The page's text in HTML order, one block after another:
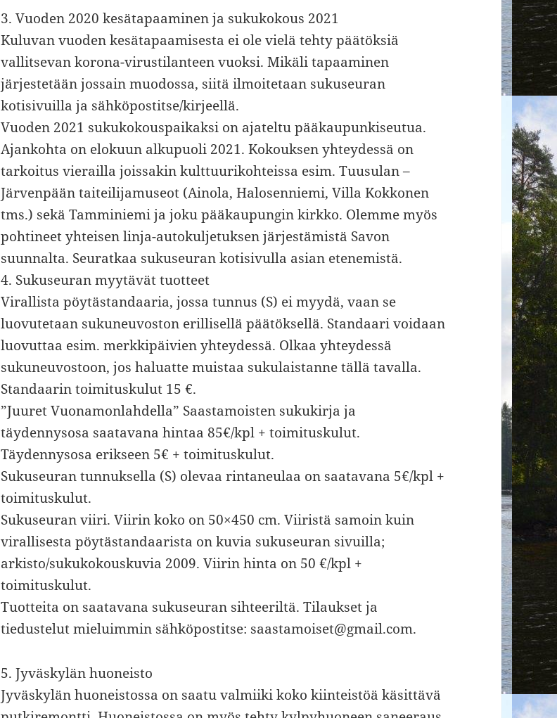
3. Vuoden 2020 kesätapaaminen ja sukukokous 2021
Kuluvan vuoden kesätapaamisesta ei ole vielä tehty päätöksiä
vallitsevan korona-virustilanteen vuoksi. Mikäli tapaaminen
järjestetään jossain muodossa, siitä ilmoitetaan sukuseuran
kotisivuilla ja sähköpostitse/kirjeellä.
Vuoden 2021 sukukokouspaikaksi on ajateltu pääkaupunkiseutua.
Ajankohta on elokuun alkupuoli 2021. Kokouksen yhteydessä on
tarkoitus vierailla joissakin kulttuurikohteissa esim. Tuusulan –
Järvenpään taiteilijamuseot (Ainola, Halosenniemi, Villa Kokkonen
tms.) sekä Tamminiemi ja joku pääkaupungin kirkko. Olemme myös
pohtineet yhteisen linja-autokuljetuksen järjestämistä Savon
suunnalta. Seuratkaa sukuseuran kotisivulla asian etenemistä.
4. Sukuseuran myytävät tuotteet
Virallista pöytästandaaria, jossa tunnus (S) ei myydä, vaan se
luovutetaan sukuneuvoston erillisellä päätöksellä. Standaari voidaan
luovuttaa esim. merkkipäivien yhteydessä. Olkaa yhteydessä
sukuneuvostoon, jos haluatte muistaa sukulaistanne tällä tavalla.
Standaarin toimituskulut 15 €.
”Juuret Vuonamonlahdella” Saastamoisten sukukirja ja
täydennysosa saatavana hintaa 85€/kpl + toimituskulut.
Täydennysosa erikseen 5€ + toimituskulut.
Sukuseuran tunnuksella (S) olevaa rintaneulaa on saatavana 5€/kpl +
toimituskulut.
Sukuseuran viiri. Viirin koko on 50×450 cm. Viiristä samoin kuin
virallisesta pöytästandaarista on kuvia sukuseuran sivuilla;
arkisto/sukukokouskuvia 2009. Viirin hinta on 50 €/kpl +
toimituskulut.
Tuotteita on saatavana sukuseuran sihteeriltä. Tilaukset ja
tiedustelut mieluimmin sähköpostitse: saastamoiset@gmail.com.
5. Jyväskylän huoneisto
Jyväskylän huoneistossa on saatu valmiiki koko kiinteistöä käsittävä